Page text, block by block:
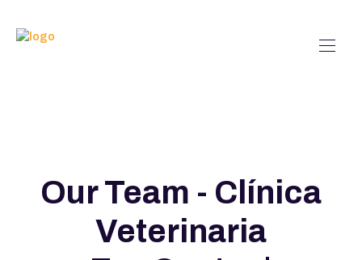
Our Team - Clínica
Veterinaria